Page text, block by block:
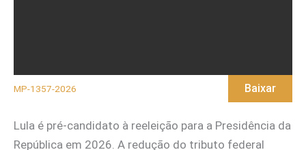
MP-1357-2026 Baixar
Lula é pré-candidato à reeleição para a Presidência da
República em 2026. A redução do tributo federal